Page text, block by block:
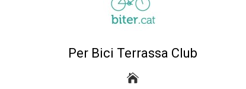
Per Bici Terrassa Club